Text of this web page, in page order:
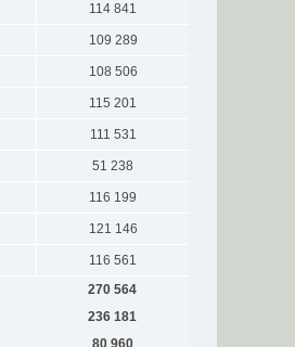
114 841
109 289
108 506
115 201
111 531
51 238
116 199
121 146
116 561
270 564
236 181
80 960